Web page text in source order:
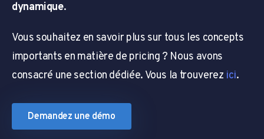
dynamique.
Vous souhaitez en savoir plus sur tous les concepts
importants en matière de pricing ? Nous avons
consacré une section dédiée. Vous la trouverez ici.
Demandez une démo